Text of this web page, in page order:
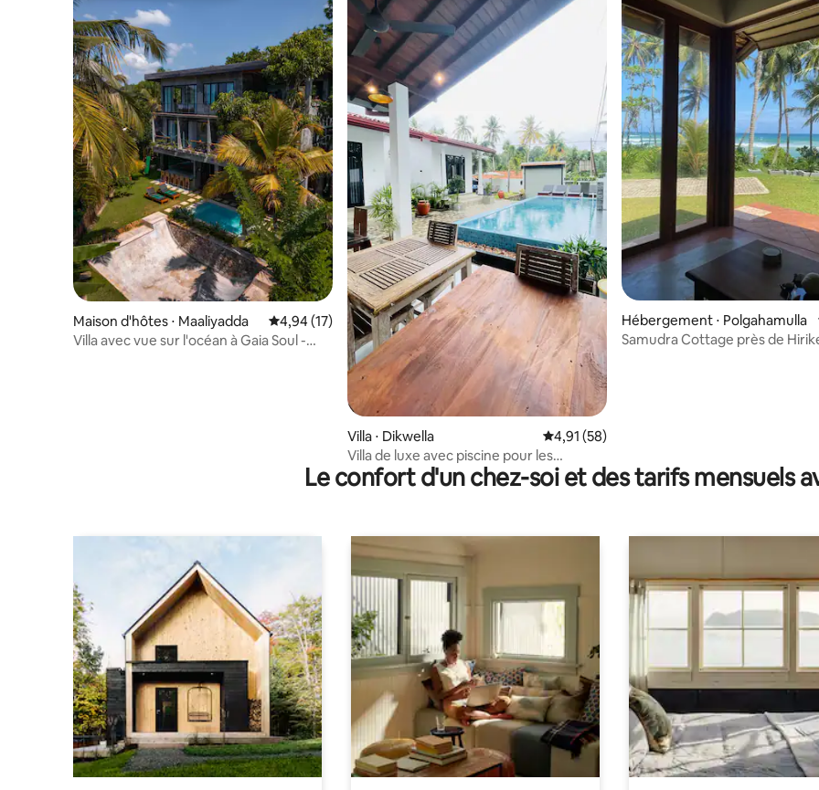
Maison d'hôtes ⋅ Maaliyadda Évaluation moyenne sur la base de 17 commentaires : 4,94 sur 5
4,94 (17)
Villa avec vue sur l'océan à Gaia Soul -
Villa ⋅ Dikwella Évaluation moyenne sur la base de 58
4,91 (58)
Villa de luxe avec piscine pour les
amateurs de surf
Hébergement ⋅ Polgahamulla
Samudra Cottage près de
Le confort d'un chez-soi et des tarifs mensuels